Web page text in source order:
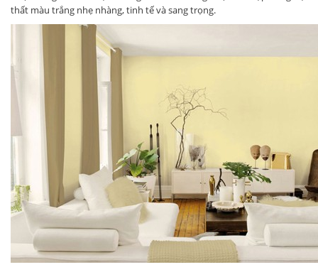
thất màu trắng nhẹ nhàng, tinh tế và sang trọng.